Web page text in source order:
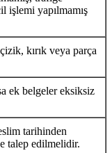
işlemi yapılmamış
kırık veya parça
ek belgeler eksiksiz
tarihinden
talep edilmelidir.